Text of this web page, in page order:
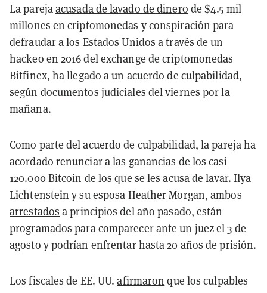
La parejaacusada de lavado de dinero de $4.5 mil
millones en criptomonedas y conspiración para
defraudar a los Estados Unidos a través de un
hackeo en 2016 del exchange de criptomonedas
Bitfinex, ha llegado a un acuerdo de culpabilidad,
según documentos judiciales del viernes por la
mañana.
Como parte del acuerdo de culpabilidad, la pareja ha
acordado renunciar a las ganancias de los casi
120.000 Bitcoin de los que se les acusa de lavar. Ilya
Lichtenstein y su esposa Heather Morgan, ambos
arrestados a principios del año pasado, están
programados para comparecer ante un juez el 3 de
agosto y podrían enfrentar hasta 20 años de prisión.
Los fiscales de EE. UU.afirmaron que los culpables